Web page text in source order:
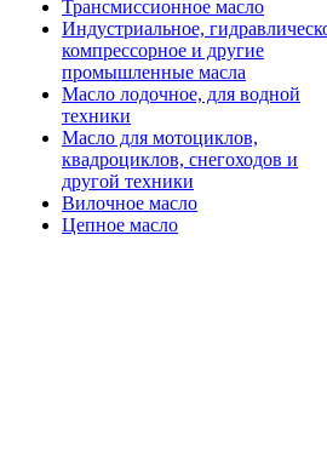
Трансмиссионное масло
Индустриальное,
компрессорное и другие
промышленные масла
Масло лодочное, для водной
техники
Масло для мотоциклов,
квадроциклов, снегоходов и
другой техники
Вилочное масло
Цепное масло